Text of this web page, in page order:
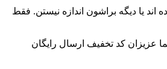
یا دیگه براشون اندازه نیستن. فقط
عزیزان کد تخفیف ارسال رایگان